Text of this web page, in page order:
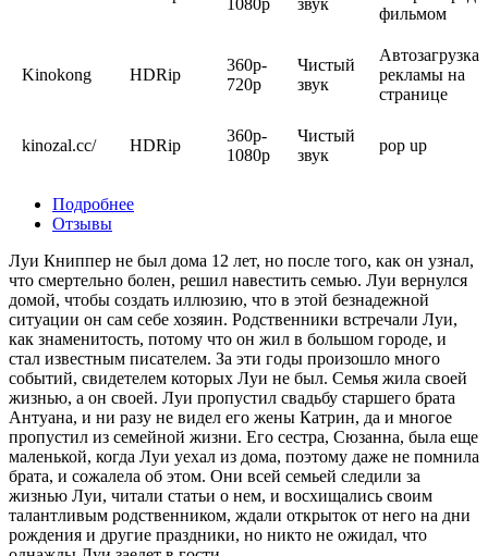
фильмом
Kinokong HDRip
360p-
720p
Чистый
звук
Автозагрузка
рекламы на
странице
kinozal.cc/ HDRip
360p-
1080p
Чистый
звук
pop up
Подробнее
Отзывы
Луи Книппер не был дома 12 лет, но после того, как он узнал,
что смертельно болен, решил навестить семью. Луи вернулся
домой, чтобы создать иллюзию, что в этой безнадежной
ситуации он сам себе хозяин. Родственники встречали Луи,
как знаменитость, потому что он жил в большом городе, и
стал известным писателем. За эти годы произошло много
событий, свидетелем которых Луи не был. Семья жила своей
жизнью, а он своей. Луи пропустил свадьбу старшего брата
Антуана, и ни разу не видел его жены Катрин, да и многое
пропустил из семейной жизни. Его сестра, Сюзанна, была еще
маленькой, когда Луи уехал из дома, поэтому даже не помнила
брата, и сожалела об этом. Они всей семьей следили за
жизнью Луи, читали статьи о нем, и восхищались своим
талантливым родственником, ждали открыток от него на дни
рождения и другие праздники, но никто не ожидал, что